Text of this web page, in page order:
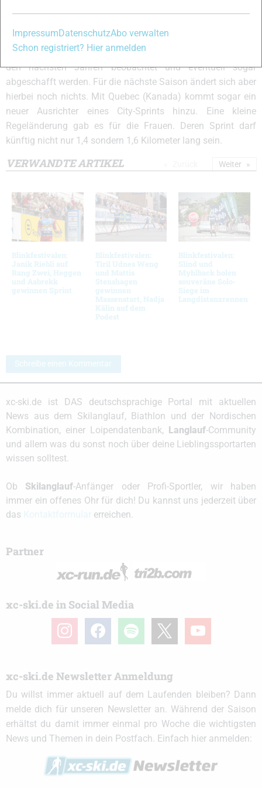
Sportlern, die Organisatoren stellen sie laut FIS aber vor
Herausforderungen. Deswegen soll dieses Rennformat in
den nächsten Jahren beobachtet und eventuell sogar
abgeschafft werden. Für die nächste Saison ändert sich aber
hierbei noch nichts. Mit Quebec (Kanada) kommt sogar ein
neuer Ausrichter eines City-Sprints hinzu. Eine kleine
Regeländerung gab es für die Frauen. Deren Sprint darf
künftig nicht nur 1,4 sondern 1,6 Kilometer lang sein.
VERWANDTE ARTIKEL
Blinkfestivalen:
Janik Riebli auf
Rang Zwei, Heggen
und Aabrekk
gewinnen Sprint
Blinkfestivalen:
Tiril Udnes Weng
und Mattis
Stenshagen
gewinnen
Massenstart, Nadja
Kälin auf dem
Podest
Blinkfestivalen:
Slind und
Myhlback holen
souveräne Solo-
Siege im
Langdistanzrennen
Weiter
Schreibe einen Kommentar
xc-ski.de ist DAS deutschsprachige Portal mit aktuellen
News aus dem Skilanglauf, Biathlon und der Nordischen
Kombination, einer Loipendatenbank, Langlauf-Community
und allem was du sonst noch über deine Lieblingssportarten
wissen solltest.
Ob Skilanglauf-Anfänger oder Profi-Sportler, wir haben
immer ein offenes Ohr für dich! Du kannst uns jederzeit über
das
erreichen.
Partner
xc-ski.de in Social Media
instagramfacebook spotify youtube
xc-ski.de Newsletter Anmeldung
Du willst immer aktuell auf dem Laufenden bleiben? Dann
melde dich für unseren Newsletter an. Während der Saison
erhältst du damit immer einmal pro Woche die wichtigsten
News und Themen in dein Postfach. Einfach hier anmelden:
Impressum DatenschutzAbo verwalten
Schon registriert? Hier anmelden